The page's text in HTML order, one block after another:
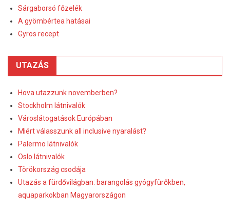
Sárgaborsó főzelék
A gyömbértea hatásai
Gyros recept
UTAZÁS
Hova utazzunk novemberben?
Stockholm látnivalók
Városlátogatások Európában
Miért válasszunk all inclusive nyaralást?
Palermo látnivalók
Oslo látnivalók
Törökország csodája
Utazás a fürdővilágban: barangolás gyógyfürőkben,
aquaparkokban Magyarországon